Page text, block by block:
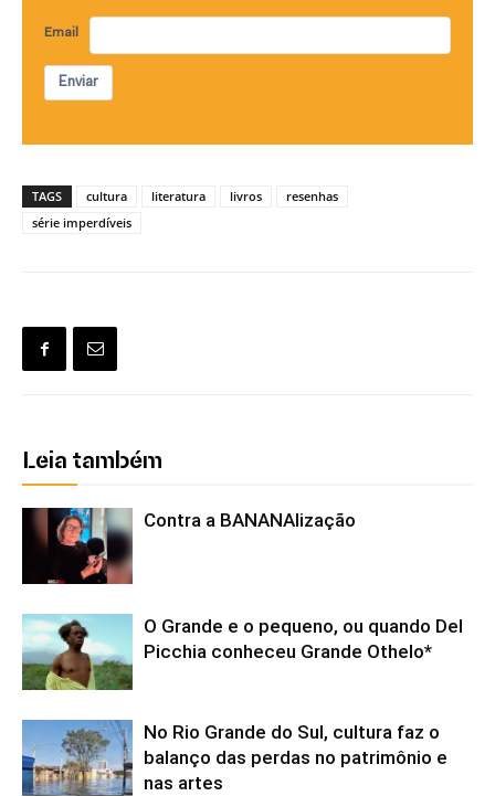
Email
Enviar
TAGS cultura literatura livros
resenhas
série imperdíveis
Leia também
Contra a BANANAlização
O Grande e o pequeno, ou quando Del
Picchia conheceu Grande Othelo*
No Rio Grande do Sul, cultura faz o
balanço das perdas no patrimônio e
nas artes